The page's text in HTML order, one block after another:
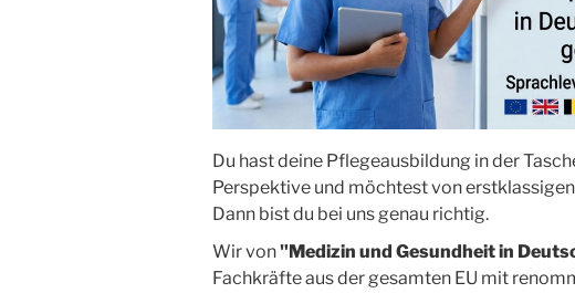
Du hast deine Pflegeausbildung in der
Perspektive und möchtest von
Dann bist du bei uns genau richtig.
Wir von"Medizin und Gesundheit in
Fachkräfte aus der gesamten EU mit